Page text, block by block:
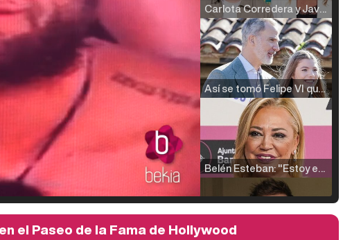
Carlota Corredera y Javier de Hoyos: "La tele tiene que representar al público también y aquí están todos los perfiles posibles&quo;
Así se tomó Felipe VI que la Infanta Sofía no quisiera recibir formación militar
Belén Esteban: "Estoy emocionada, muy contenta y muy feliz por llegar a RTVE"
el Paseo de la Fama de Hollywood